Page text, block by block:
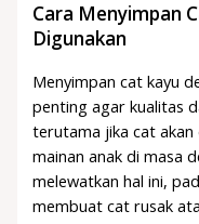
Cara Menyimpan
Digunakan
Menyimpan cat kayu
penting agar kualitas
terutama jika cat
mainan anak di masa
melewatkan hal ini,
membuat cat rusak